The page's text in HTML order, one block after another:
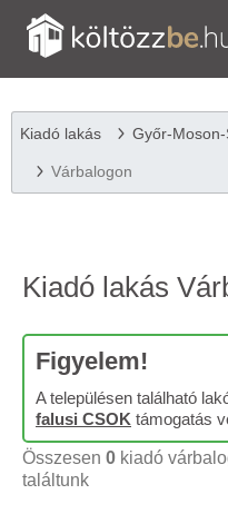
Kiadó lakás Győr-
Várbalogon
Kiadó lakás
Figyelem!
A településen található
falusi CSOK támogatás
Összesen 0 kiadó
találtunk